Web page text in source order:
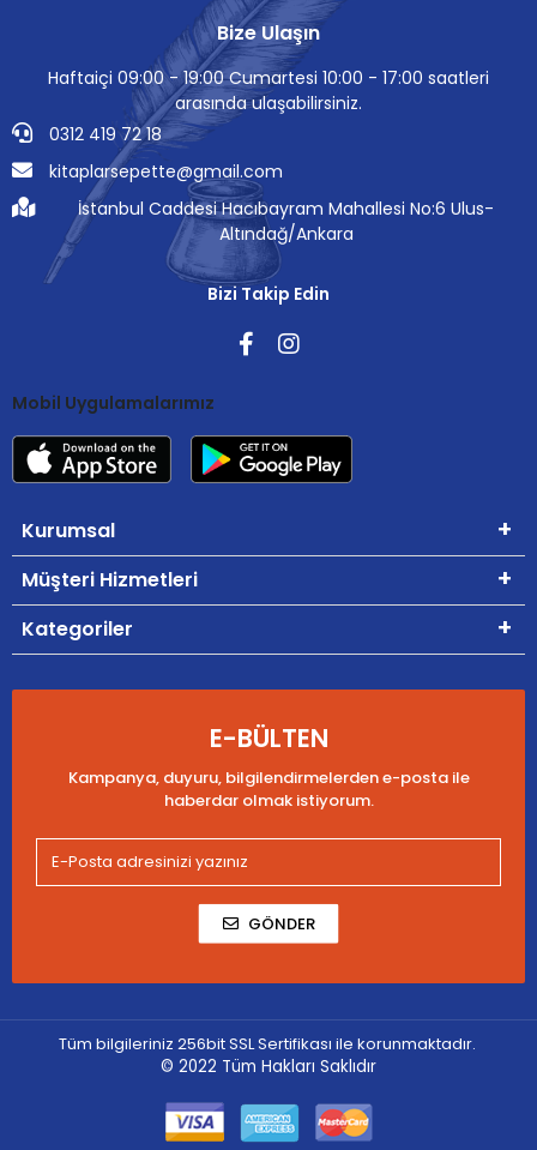
Bize Ulaşın
Haftaiçi 09:00 - 19:00 Cumartesi 10:00 - 17:00 saatleri
arasında ulaşabilirsiniz.
0312 419 72 18
kitaplarsepette@gmail.com
İstanbul Caddesi Hacıbayram Mahallesi No:6 Ulus-
Altındağ/Ankara
Bizi Takip Edin
Mobil Uygulamalarımız
Kurumsal
Müşteri Hizmetleri
Kategoriler
E-BÜLTEN
Kampanya, duyuru, bilgilendirmelerden e-posta ile
haberdar olmak istiyorum.
GÖNDER
Tüm bilgileriniz 256bit SSL Sertifikası ile korunmaktadır.
© 2022 Tüm Hakları Saklıdır